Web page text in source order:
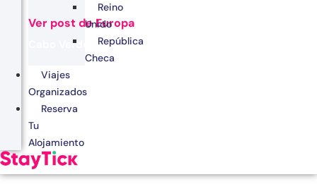
Ver post de Europa
Cabo Verde
Egipto
Kenia
Marruecos
Zanzíbar
Reino
Unido
República
Checa
Viajes
Organizados
Reserva
Tu
Alojamiento